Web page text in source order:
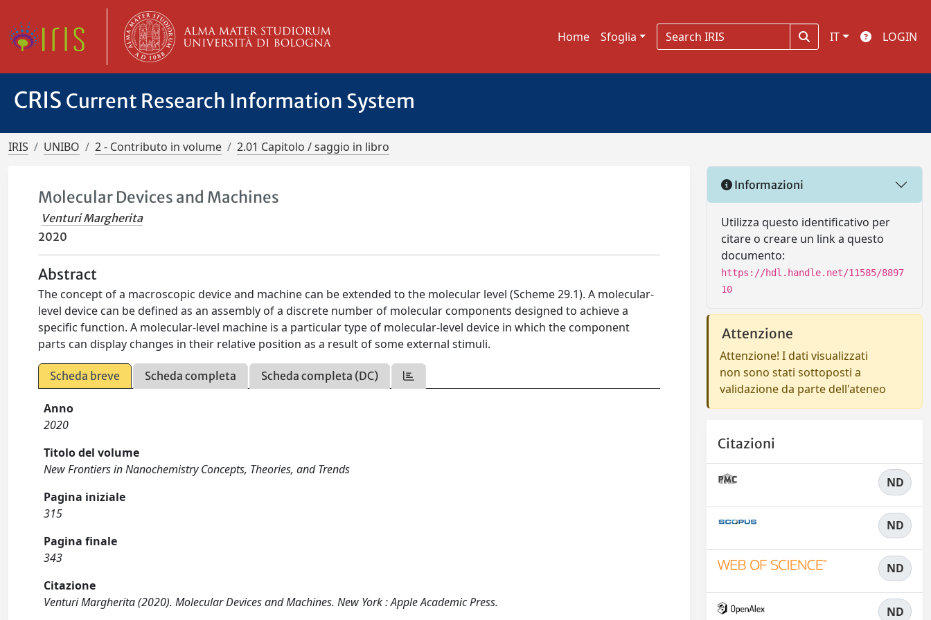
Home Sfoglia IT LOGIN
CRIS Current Research Information System
IRIS UNIBO 2 - Contributo in volume 2.01 Capitolo / saggio in libro
Molecular Devices and Machines
Venturi Margherita
2020
Abstract
The concept of a macroscopic device and machine can be extended to the molecular level (Scheme 29.1). A molecular-
level device can be defined as an assembly of a discrete number of molecular components designed to achieve a
specific function. A molecular-level machine is a particular type of molecular-level device in which the component
parts can display changes in their relative position as a result of some external stimuli.
Scheda breve Scheda completa Scheda completa (DC)
Anno
2020
Titolo del volume
New Frontiers in Nanochemistry Concepts, Theories, and Trends
Pagina iniziale
315
Pagina finale
343
Citazione
Venturi Margherita (2020). Molecular Devices and Machines. New York : Apple Academic Press.
Informazioni
Utilizza questo identificativo per
citare o creare un link a questo
documento:
https://hdl.handle.net/11585/8897
10
Attenzione
Attenzione! I dati visualizzati
non sono stati sottoposti a
validazione da parte dell'ateneo
Citazioni
ND
ND
ND
ND